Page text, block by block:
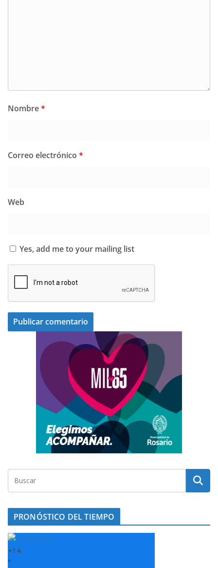
Nombre*
Correo electrónico *
Web
Yes, add me to your mailing list
PRONÓSTICO DEL TIEMPO
+14
°